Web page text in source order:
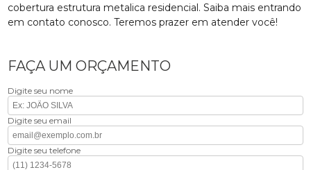
cobertura estrutura metalica residencial. Saiba mais entrando
em contato conosco. Teremos prazer em atender você!
FAÇA UM ORÇAMENTO
Digite seu nome
Digite seu email
Digite seu telefone